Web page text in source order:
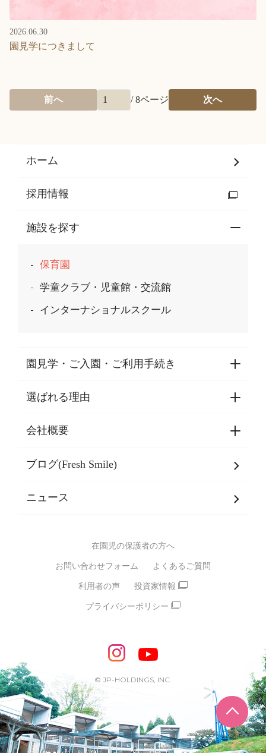
2026.06.30
園見学につきまして
前へ /8ページ 次へ
ページ
ホーム
採用情報
施設を探す
保育園
学童クラブ・児童館・交流館
インターナショナルスクール
園見学・ご入園・ご利用手続き
園見学・ご入園・ご利用手続き
東京都認証保育所空き状況
選ばれる理由
選ばれる理由一覧
乳児期・幼児期・
バイリンガル保育園
スポーツ保育園
モンテッソーリ式保育園
STEAMS保育・学童
えいご
めざせ！バイリンガル！
めざせ！アスリート教室
ピアノ教室♪ ドレミっこ
めざせ!HIPHOPダンサー!
輝け！チアリーダー
会社概要
会社概要
SDGsについて
ブログ(Fresh Smile)
ニュース
在園児の保護者の方へ
お問い合わせフォーム よくあるご質問
利用者の声 投資家情報
プライバシーポリシー
© JP-HOLDINGS, INC.